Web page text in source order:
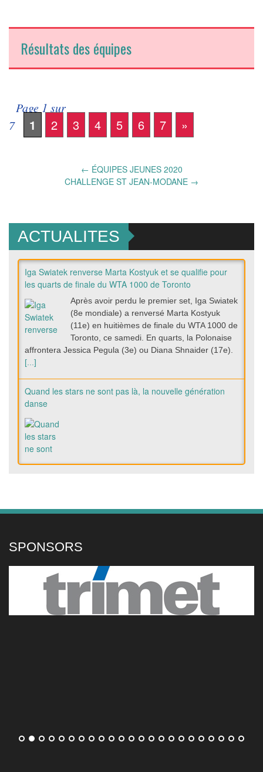
Résultats des équipes
Page 1 sur
7
1 2 3 4 5 6 7 »
← ÉQUIPES JEUNES 2020
CHALLENGE ST JEAN-MODANE →
ACTUALITES
Iga Swiatek renverse Marta Kostyuk et se qualifie pour
les quarts de finale du WTA 1000 de Toronto
Après avoir perdu le premier set, Iga Swiatek
(8e mondiale) a renversé Marta Kostyuk
(11e) en huitièmes de finale du WTA 1000 de
Toronto, ce samedi. En quarts, la Polonaise
affrontera Jessica Pegula (3e) ou Diana Shnaider (17e).
[...]
Quand les stars ne sont pas là, la nouvelle génération
danse
Alexandra Eala poursuit sa route à Toronto dans une
ambiance folle, Coco Gauff également qualifiée
La Philippine Alexandra Eala a poursuivi sa
série de victoires, dans la nuit de vendredi à
samedi, en battant Caty McNally après un
gros combat à Toronto (6-3, 5-7, 6-4). La n°4
de Montréal face à Jakub Mensik, dans la
SPONSORS